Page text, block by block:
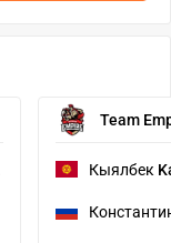
Team
Кыялбек